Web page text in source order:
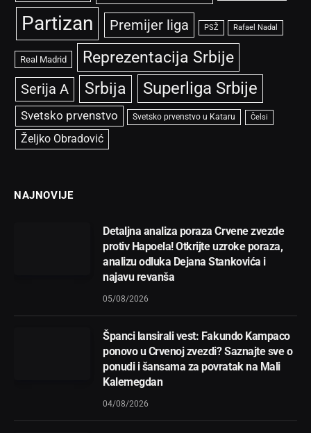
Partizan Premijer liga PSŽ Rafael Nadal
Real Madrid Reprezentacija Srbije
Serija A Srbija Superliga Srbije
Svetsko prvenstvo Svetsko prvenstvo u Kataru Čelsi
Željko Obradović
NAJNOVIJE
Detaljna analiza poraza Crvene zvezde
protiv Hapoela! Otkrijte uzroke poraza,
analizu odluka Dejana Stankovića i
najavu revanša
05/08/2026
Španci lansirali vest: Fakundo Kampaco
ponovo u Crvenoj zvezdi? Saznajte sve o
ponudi i šansama za povratak na Mali
Kalemegdan
04/08/2026